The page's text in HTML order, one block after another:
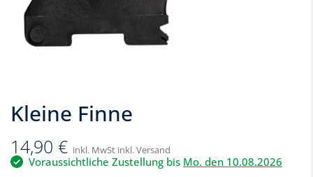
Kleine Finne
14,90 € inkl. MwSt inkl. Versand
Voraussichtliche Zustellung bis Mo. den 10.08.2026